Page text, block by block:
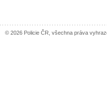
© 2026 Policie ČR, všechna práva